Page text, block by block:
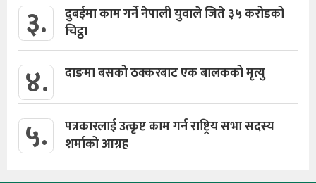
३.
दुबईमा काम गर्ने नेपाली युवाले जिते ३५ करोडको
चिट्ठा
४. दाङमा बसको ठक्करबाट एक बालकको मृत्यु
५.
पत्रकारलाई उत्कृष्ट काम गर्न राष्ट्रिय सभा सदस्य
शर्माको आग्रह